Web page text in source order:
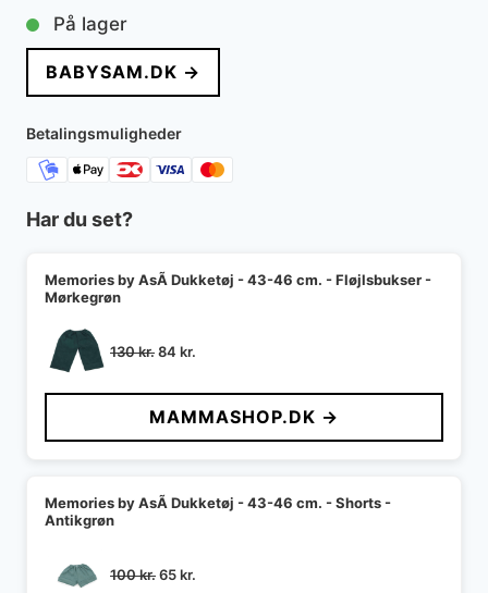
oprindelige
pris
var:
169 kr..
pris
er:
85 kr..
På lager
BABYSAM.DK →
Betalingsmuligheder
Har du set?
Memories by AsÃ­ Dukketøj - 43-46 cm. - Fløjlsbukser -
Mørkegrøn
130kr.Den
pris
var:
130 kr..
84 kr.
pris
er:
84 kr..
MAMMASHOP.DK →
Memories by AsÃ­ Dukketøj - 43-46 cm. - Shorts -
Antikgrøn
100kr.Den
65kr.